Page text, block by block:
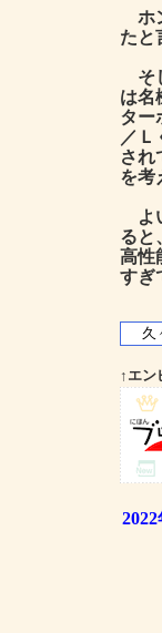
ホ
たと
そ
は名
ター
／
され
を考
よ
ると
高性
すぎ
↑エン